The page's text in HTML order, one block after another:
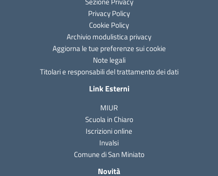
Privacy Policy
Cookie Policy
Archivio modulistica privacy
Aggiorna le tue preferenze sui cookie
Note legali
Titolari e responsabili del trattamento dei dati
Link Esterni
MIUR
Scuola in Chiaro
Iscrizioni online
Invalsi
Comune di San Miniato
Novità